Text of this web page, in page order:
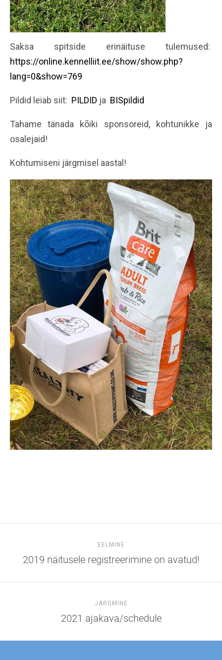
Saksa spitside erinäituse tulemused:
https://online.kennelliit.ee/show/show.php?
lang=0&show=769
Pildid leiab siit: PILDID ja BISpildid
Tahame tänada kõiki sponsoreid, kohtunikke ja
osalejaid!
Kohtumiseni järgmisel aastal!
EELMINE
2019 näitusele registreerimine on avatud!
JÄRGMINE
2021 ajakava/schedule